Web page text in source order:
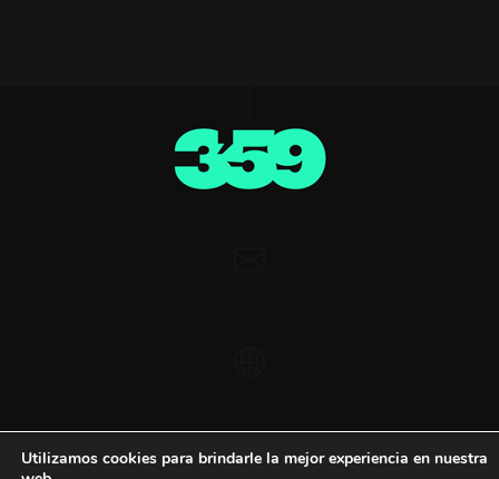
Aviso legal ·Política de cookies ·Política de privacidad
Utilizamos cookies para brindarle la mejor experiencia en nuestra